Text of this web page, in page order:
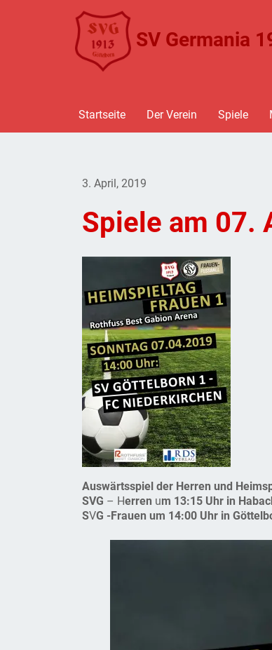
SV Germania
Startseite Der Verein Spiele
3. April, 2019
Spiele am 07.
Auswärtsspiel der Herren und
SVG – Herren um 13:15 Uhr in
SVG -Frauen um 14:00 Uhr in